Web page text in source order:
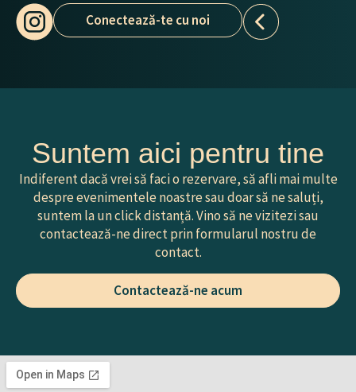
Conectează-te cu noi
Suntem aici pentru tine
Indiferent dacă vrei să faci o rezervare, să afli mai multe
despre evenimentele noastre sau doar să ne saluți,
suntem la un click distanță. Vino să ne vizitezi sau
contactează-ne direct prin formularul nostru de
contact.
Contactează-ne acum